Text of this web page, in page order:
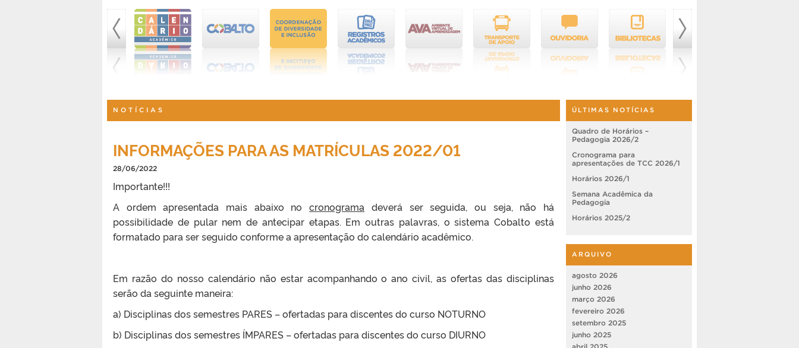
NOTÍCIAS
INFORMAÇÕES PARA AS MATRÍCULAS 2022/01
28/06/2022
Importante!!!
A ordem apresentada mais abaixo nocronograma deverá ser seguida, ou seja, não há
possibilidade de pular nem de antecipar etapas. Em outras palavras, o sistema Cobalto está
formatado para ser seguido conforme a apresentação do calendário acadêmico.
Em razão do nosso calendário não estar acompanhando o ano civil, as ofertas das disciplinas
serão da seguinte maneira:
a) Disciplinas dos semestres PARES – ofertadas para discentes do curso NOTURNO
b) Disciplinas dos semestres ÍMPARES – ofertadas para discentes do curso DIURNO
ÚLTIMAS NOTÍCIAS
Quadro de Horários –
Pedagogia 2026/2
Cronograma para
apresentações de TCC 2026/1
Horários 2026/1
Semana Acadêmica da
Pedagogia
Horários 2025/2
ARQUIVO
agosto 2026
junho 2026
março 2026
fevereiro 2026
setembro 2025
junho 2025
abril 2025